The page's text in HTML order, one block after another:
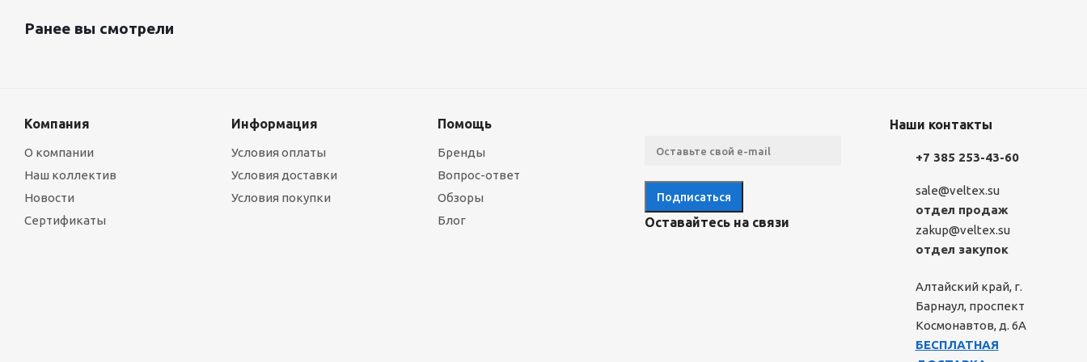
Ранее вы смотрели
Компания
О компании
Наш коллектив
Новости
Сертификаты
Информация
Условия оплаты
Условия доставки
Условия покупки
Помощь
Бренды
Вопрос-ответ
Обзоры
Блог
Оставайтесь на связи
Наши контакты
+7 385 253-43-60
sale@veltex.su
отдел продаж
zakup@veltex.su
отдел закупок
Алтайский край, г.
Барнаул, проспект
Космонавтов, д. 6А
БЕСПЛАТНАЯ